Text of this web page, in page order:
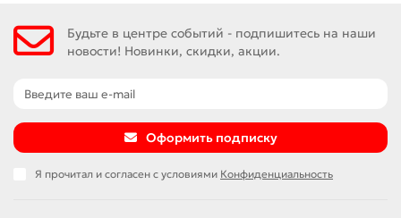
Будьте в центре событий - подпишитесь на наши
новости! Новинки, скидки, акции.
Оформить подписку
Я прочитал и согласен с условиями Конфиденциальность